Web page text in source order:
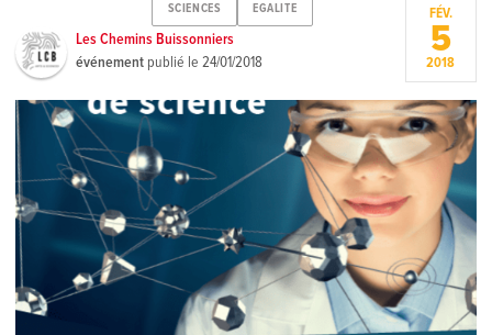
SCIENCES EGALITE
Les Chemins Buissonniers
événement publié le24/01/2018
FÉV.
5
2018